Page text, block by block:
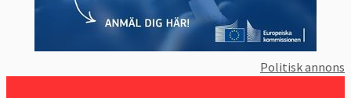
Politisk annons